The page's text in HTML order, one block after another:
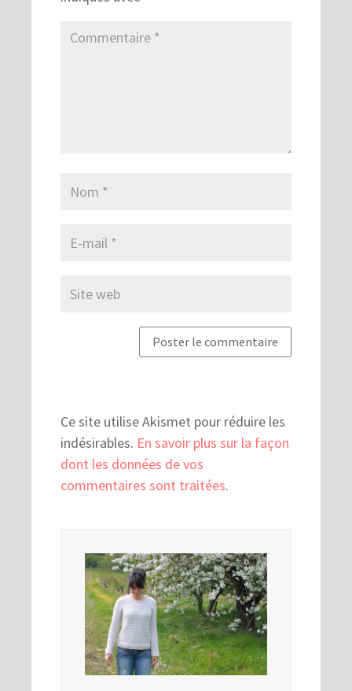
Ce site utilise Akismet pour réduire les
indésirables. En savoir plus sur la façon
dont les données de vos
commentaires sont traitées.